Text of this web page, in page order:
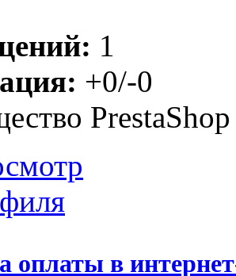
1
+0/-0
PrestaShop
оплаты в